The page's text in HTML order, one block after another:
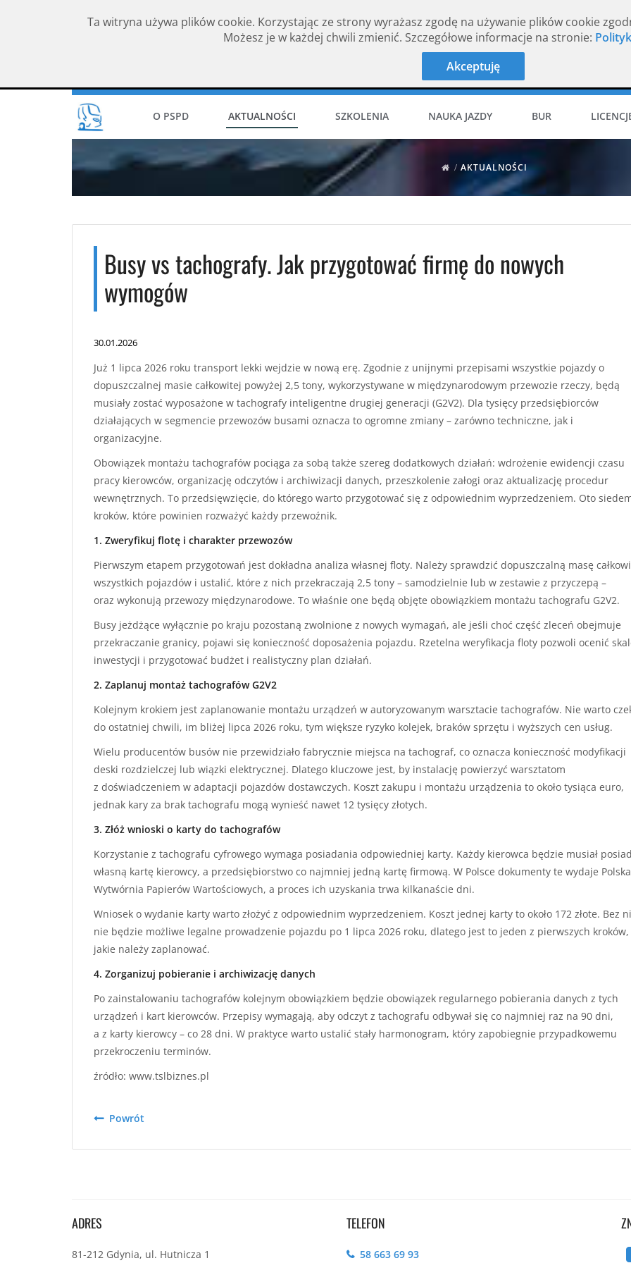
O PSPD AKTUALNOŚCI SZKOLENIA NAUKA JAZDY BUR
/AKTUALNOŚCI
Busy vs tachografy. Jak przygotować firmę do nowych
wymogów
30.01.2026
Już 1 lipca 2026 roku transport lekki wejdzie w nową erę. Zgodnie z unijnymi przepisami wszystkie pojazdy o
dopuszczalnej masie całkowitej powyżej 2,5 tony, wykorzystywane w międzynarodowym przewozie rzeczy, będą
musiały zostać wyposażone w tachografy inteligentne drugiej generacji (G2V2). Dla tysięcy przedsiębiorców
działających w segmencie przewozów busami oznacza to ogromne zmiany – zarówno techniczne, jak i
organizacyjne.
Obowiązek montażu tachografów pociąga za sobą także szereg dodatkowych działań: wdrożenie ewidencji czasu
pracy kierowców, organizację odczytów i archiwizacji danych, przeszkolenie załogi oraz aktualizację procedur
wewnętrznych. To przedsięwzięcie, do którego warto przygotować się z odpowiednim wyprzedzeniem. Oto
kroków, które powinien rozważyć każdy przewoźnik.
1. Zweryfikuj flotę i charakter przewozów
Pierwszym etapem przygotowań jest dokładna analiza własnej floty. Należy sprawdzić dopuszczalną masę
wszystkich pojazdów i ustalić, które z nich przekraczają 2,5 tony – samodzielnie lub w zestawie z przyczepą –
oraz wykonują przewozy międzynarodowe. To właśnie one będą objęte obowiązkiem montażu tachografu G2V2.
Busy jeżdżące wyłącznie po kraju pozostaną zwolnione z nowych wymagań, ale jeśli choć część zleceń obejmuje
przekraczanie granicy, pojawi się konieczność doposażenia pojazdu. Rzetelna weryfikacja floty pozwoli ocenić
inwestycji i przygotować budżet i realistyczny plan działań.
2. Zaplanuj montaż tachografów G2V2
Kolejnym krokiem jest zaplanowanie montażu urządzeń w autoryzowanym warsztacie tachografów. Nie warto
do ostatniej chwili, im bliżej lipca 2026 roku, tym większe ryzyko kolejek, braków sprzętu i wyższych cen usług.
Wielu producentów busów nie przewidziało fabrycznie miejsca na tachograf, co oznacza konieczność modyfikacji
deski rozdzielczej lub wiązki elektrycznej. Dlatego kluczowe jest, by instalację powierzyć warsztatom
z doświadczeniem w adaptacji pojazdów dostawczych. Koszt zakupu i montażu urządzenia to około tysiąca euro,
jednak kary za brak tachografu mogą wynieść nawet 12 tysięcy złotych.
3. Złóż wnioski o karty do tachografów
Korzystanie z tachografu cyfrowego wymaga posiadania odpowiedniej karty. Każdy kierowca będzie musiał
własną kartę kierowcy, a przedsiębiorstwo co najmniej jedną kartę firmową. W Polsce dokumenty te wydaje Polska
Wytwórnia Papierów Wartościowych, a proces ich uzyskania trwa kilkanaście dni.
Wniosek o wydanie karty warto złożyć z odpowiednim wyprzedzeniem. Koszt jednej karty to około 172 złote. Bez
nie będzie możliwe legalne prowadzenie pojazdu po 1 lipca 2026 roku, dlatego jest to jeden z pierwszych kroków,
jakie należy zaplanować.
4. Zorganizuj pobieranie i archiwizację danych
Po zainstalowaniu tachografów kolejnym obowiązkiem będzie obowiązek regularnego pobierania danych z tych
urządzeń i kart kierowców. Przepisy wymagają, aby odczyt z tachografu odbywał się co najmniej raz na 90 dni,
a z karty kierowcy – co 28 dni. W praktyce warto ustalić stały harmonogram, który zapobiegnie przypadkowemu
przekroczeniu terminów.
źródło: www.tslbiznes.pl
Powrót
ADRES
81-212 Gdynia, ul. Hutnicza 1
TELEFON
58 663 69 93
Ta witryna używa plików cookie. Korzystając ze strony wyrażasz zgodę na używanie plików cookie
Możesz je w każdej chwili zmienić. Szczegółowe informacje na stronie:
Akceptuję